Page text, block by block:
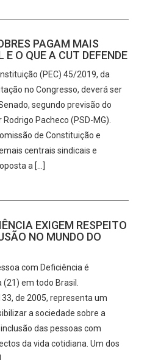
PAGAM MAIS
O QUE A CUT DEFENDE
(PEC) 45/2019, da
no Congresso, deverá ser
segundo previsão do
Pacheco (PSD-MG).
de Constituição e
centrais sindicais e
a […]
EXIGEM RESPEITO
NO MUNDO DO
com Deficiência é
em todo Brasil.
de 2005, representa um
a sociedade sobre a
das pessoas com
da vida cotidiana. Um dos